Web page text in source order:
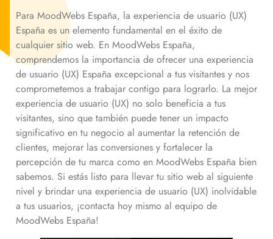
Para MoodWebs España, la experiencia de usuario (UX)
España es un elemento fundamental en el éxito de
cualquier sitio web. En MoodWebs España,
comprendemos la importancia de ofrecer una experiencia
de usuario (UX) España excepcional a tus visitantes y nos
comprometemos a trabajar contigo para lograrlo. La mejor
experiencia de usuario (UX) no solo beneficia a tus
visitantes, sino que también puede tener un impacto
significativo en tu negocio al aumentar la retención de
clientes, mejorar las conversiones y fortalecer la
percepción de tu marca como en MoodWebs España bien
sabemos. Si estás listo para llevar tu sitio web al siguiente
nivel y brindar una experiencia de usuario (UX) inolvidable
a tus usuarios, ¡contacta hoy mismo al equipo de
MoodWebs España!